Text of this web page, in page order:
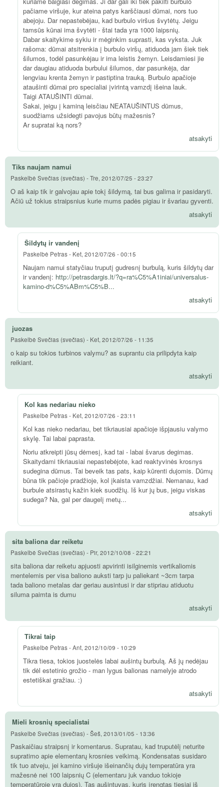
pačiame viršuje, kur ateina patys karščiausi dūmai, nors tuo
abejoju. Dar nepastebėjau, kad burbulo viršus švytėtų. Jeigu
tamsūs kūnai ima švytėti - štai tada yra 1000 laipsnių.
Dabar skaitykime sykiu ir mėginkim suprasti, kas vyksta. Juk
rašoma: dūmai atsitrenkia į burbulo viršų, atiduoda jam šiek tiek
šilumos, todėl pasunkėjau ir ima leistis žemyn. Leisdamiesi jie
dar daugiau atiduoda burbului šilumos, dar pasunkėja, dar
lengviau krenta žemyn ir pastiptina trauką. Burbulo apačioje
ataušinti dūmai pro specialiai įvirintą vamzdį išeina lauk.
Taigi ATAUŠINTI dūmai.
Sakai, jeigu į kaminą leisčiau NEATAUŠINTUS dūmus,
suodžiams užsidegti pavojus būtų mažesnis?
Ar supratai ką nors?
atsakyti
Tiks naujam namui
Paskelbė Svečias (svečias) -Tre, 2012/07/25 - 23:27
O aš kaip tik ir galvojau apie tokį šildymą, tai bus galima ir pasidaryti.
Ačiū už tokius straipsnius kurie mums padės pigiau ir švariau gyventi.
atsakyti
Šildytų ir vandenį
Paskelbė Petras- Ket, 2012/07/26 - 00:15
Naujam namui statyčiau truputį gudresnį burbulą, kuris šildytų dar
ir vandenį: http://petrasdargis.lt/?q=ra%C5%A1iniai/universalus-
kamino-d%C5%ABm%C5%B...
atsakyti
juozas
Paskelbė Svečias (svečias) - Ket, 2012/07/26 - 11:35
o kaip su tokios turbinos valymu? as suprantu cia prilipdyta kaip
reikiant.
atsakyti
Kol kas nedariau nieko
Paskelbė Petras- Ket, 2012/07/26 - 23:11
Kol kas nieko nedariau, bet tikriausiai apačioje išpjausiu valymo
skylę. Tai labai paprasta.
Noriu atkreipti jūsų dėmesį, kad tai - labai švarus degimas.
Skaitydami tikriausiai nepastebėjote, kad reaktyvinės krosnys
sudegina dūmus. Tai beveik tas pats, kaip kūrenti dujomis. Dūmų
būna tik pačioje pradžioje, kol įkaista vamzdžiai. Nemanau, kad
burbule atsirastų kažin kiek suodžių. Iš kur jų bus, jeigu viskas
sudega? Na, gal per daugelį metų...
atsakyti
sita baliona dar reiketu
Paskelbė Svečias (svečias) - Pir, 2012/10/08 - 22:21
sita baliona dar reiketu apjuosti apvirinti isilginemis vertikaliomis
mentelemis per visa baliono auksti tarp ju paliekant ~3cm tarpa
tada baliono metalas dar geriau ausintusi ir dar stipriau atiduotu
siluma paimta is dumu
atsakyti
Tikrai taip
Paskelbė Petras-Ant, 2012/10/09 - 10:29
Tikra tiesa, tokios juostelės labai aušintų burbulą. Aš jų nedėjau
tik dėl estetinio grožio - man lygus balionas namelyje atrodo
estetiškai gražiau. :)
atsakyti
Mieli krosnių specialistai
Paskelbė Svečias (svečias) -Šeš, 2013/01/05 - 13:36
Paskaičiau straipsnį ir komentarus. Supratau, kad truputėlį neturite
supratimo apie elementarų krosnies veikimą. Kondensatas susidaro
tik tuo atveju, jei kamino viršuje išeinančių dujų temperatūra yra
mažesnė nei 100 laipsnių C (elementaru juk vanduo tokioje
temperatūroje yra dujos). Tas aušintuvas, kuris įrengtas tiesiai iš